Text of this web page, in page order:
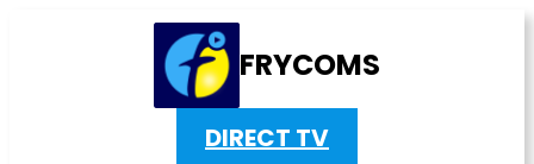
FRYCOMS
DIRECT TV